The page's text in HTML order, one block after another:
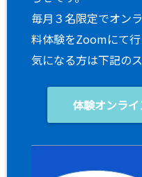
毎月３名限定でオン
料体験をZoomにて行
気になる方は下記の
体験オンラ